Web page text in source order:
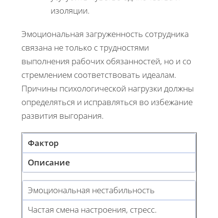
изоляции.
Эмоциональная загруженность сотрудника
связана не только с трудностями
выполнения рабочих обязанностей, но и со
стремлением соответствовать идеалам.
Причины психологической нагрузки должны
определяться и исправляться во избежание
развития выгорания.
Фактор
Описание
Эмоциональная нестабильность
Частая смена настроения, стресс.